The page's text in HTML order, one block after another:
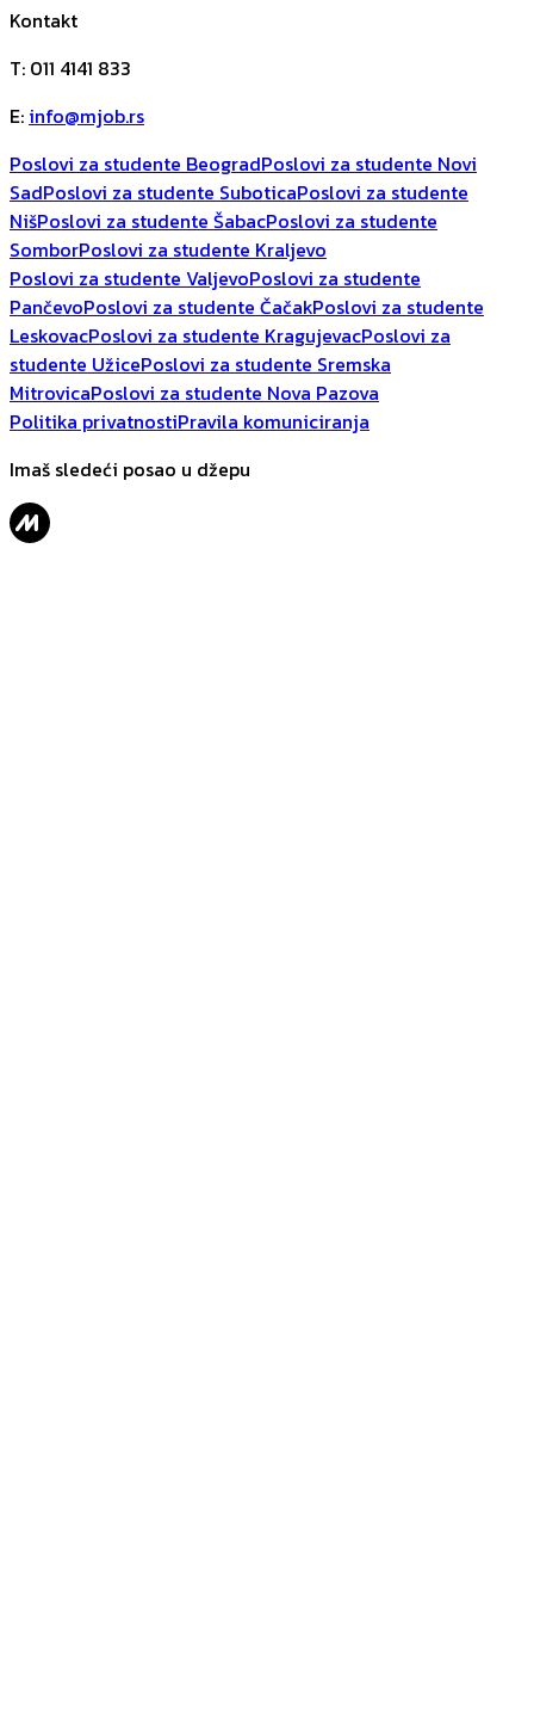
Kontakt
T: 011 4141 833
E: info@mjob.rs
Poslovi za studente BeogradPoslovi za studente Novi
SadPoslovi za studente SuboticaPoslovi za studente
NišPoslovi za studente ŠabacPoslovi za studente
SomborPoslovi za studente Kraljevo
Poslovi za studente ValjevoPoslovi za studente
PančevoPoslovi za studente ČačakPoslovi za studente
LeskovacPoslovi za studente KragujevacPoslovi za
studente UžicePoslovi za studente Sremska
MitrovicaPoslovi za studente Nova Pazova
Politika privatnostiPravila komuniciranja
Imaš sledeći posao u džepu